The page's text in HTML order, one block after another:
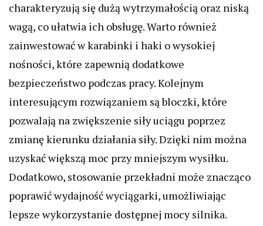
charakteryzują się dużą wytrzymałością oraz niską
wagą, co ułatwia ich obsługę. Warto również
zainwestować w karabinki i haki o wysokiej
nośności, które zapewnią dodatkowe
bezpieczeństwo podczas pracy. Kolejnym
interesującym rozwiązaniem są bloczki, które
pozwalają na zwiększenie siły uciągu poprzez
zmianę kierunku działania siły. Dzięki nim można
uzyskać większą moc przy mniejszym wysiłku.
Dodatkowo, stosowanie przekładni może znacząco
poprawić wydajność wyciągarki, umożliwiając
lepsze wykorzystanie dostępnej mocy silnika.